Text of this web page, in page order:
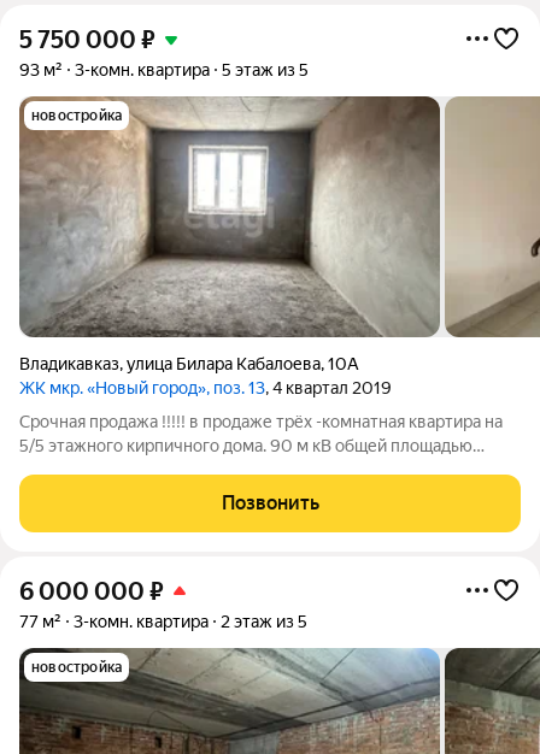
5 750 000 ₽
93 м² 3-комн. квартира 5 этаж из 5
новостройка
Владикавказ,улица Билара Кабалоева,10А
ЖК мкр. «Новый город», поз. 13, 4 квартал 2019
Срочная продажа !!!!! в продаже трёх -комнатная квартира на
5/5 этажного кирпичного дома. 90 м кВ общей площадью
стороны, черновая отделка , штукатурка и проводка. Два
просторных балкона. Лифта нет ,
Позвонить
6 000 000 ₽
77 м² 3-комн. квартира 2 этаж из 5
новостройка